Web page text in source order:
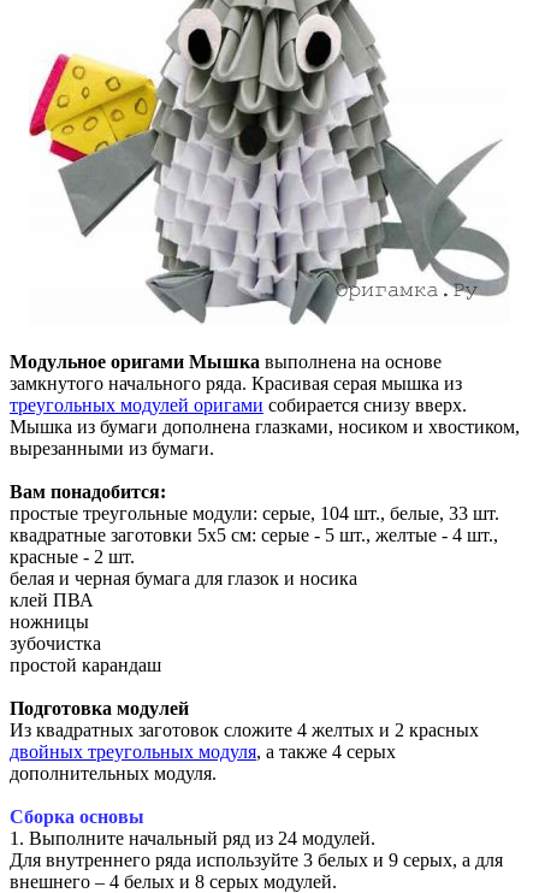
Модульное оригами Мышка выполнена на основе
замкнутого начального ряда. Красивая серая мышка из
треугольных модулей оригами собирается снизу вверх.
Мышка из бумаги дополнена глазками, носиком и хвостиком,
вырезанными из бумаги.
Вам понадобится:
простые треугольные модули: серые, 104 шт., белые, 33 шт.
квадратные заготовки 5х5 см: серые - 5 шт., желтые - 4 шт.,
красные - 2 шт.
белая и черная бумага для глазок и носика
клей ПВА
ножницы
зубочистка
простой карандаш
Подготовка модулей
Из квадратных заготовок сложите 4 желтых и 2 красных
двойных треугольных модуля, а также 4 серых
дополнительных модуля.
Сборка основы
1. Выполните начальный ряд из 24 модулей.
Для внутреннего ряда используйте 3 белых и 9 серых, а для
внешнего – 4 белых и 8 серых модулей.